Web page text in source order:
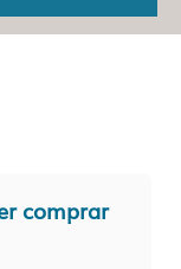
comprar